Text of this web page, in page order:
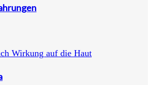
Wirkung auf die Haut